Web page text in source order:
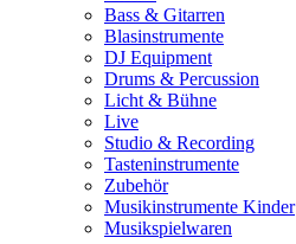
Bass & Gitarren
Blasinstrumente
DJ Equipment
Drums & Percussion
Licht & Bühne
Live
Studio & Recording
Tasteninstrumente
Zubehör
Musikinstrumente Kinder
Musikspielwaren